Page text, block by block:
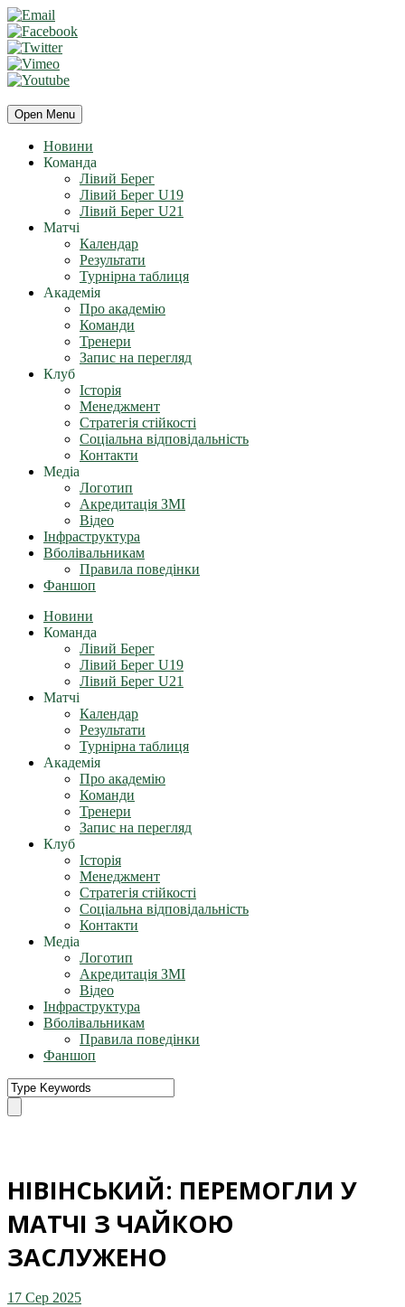
Open Menu
Новини
Команда
Лівий Берег
Лівий Берег U19
Лівий Берег U21
Матчі
Календар
Результати
Турнірна таблиця
Академія
Про академію
Команди
Тренери
Запис на перегляд
Клуб
Історія
Менеджмент
Стратегія стійкості
Соціальна відповідальність
Контакти
Медіа
Логотип
Акредитація ЗМІ
Відео
Інфраструктура
Вболівальникам
Правила поведінки
Фаншоп
Новини
Команда
Лівий Берег
Лівий Берег U19
Лівий Берег U21
Матчі
Календар
Результати
Турнірна таблиця
Академія
Про академію
Команди
Тренери
Запис на перегляд
Клуб
Історія
Менеджмент
Стратегія стійкості
Соціальна відповідальність
Контакти
Медіа
Логотип
Акредитація ЗМІ
Відео
Інфраструктура
Вболівальникам
Правила поведінки
Фаншоп
НІВІНСЬКИЙ: ПЕРЕМОГЛИ У
МАТЧІ З ЧАЙКОЮ
ЗАСЛУЖЕНО
17 Сер 2025